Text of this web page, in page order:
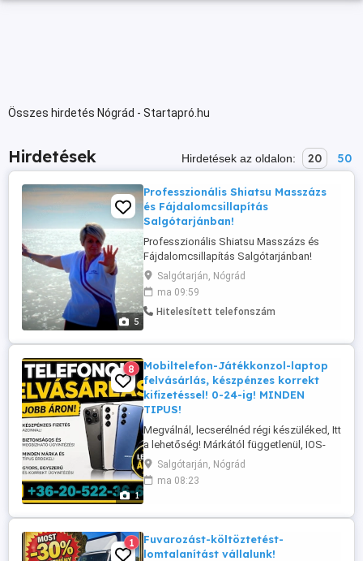
Összes hirdetés Nógrád - Startapró.hu
Hirdetések Hirdetések az oldalon: 20 50
5
Professzionális Shiatsu Masszázs
és Fájdalomcsillapítás
Salgótarjánban!
Professzionális Shiatsu Masszázs és
Fájdalomcsillapítás Salgótarjánban!
GYAKRAN KINOZZA A DERÉKFAJÁS?
MEREV A NYAKA A STRESZTŐL ,VAGY
NEM TUD ALUDNI A KIMERÜLTSÉGTŐL? -
Ne csak a tüneteit enyhítse, szüntesse
vagyok, okleveles Shiatsu terapeuta és
testismeret-szakértő. ...
Salgótarján, Nógrád
ma 09:59
Hitelesített telefonszám
1
8
Mobiltelefon-Játékkonzol-laptop
felvásárlás, készpénzes korrekt
kifizetéssel! 0-24-ig! MINDEN
TIPUS!
Megválnál, lecserélnéd régi készüléked, Itt
a lehetőség! Márkától függetlenül, IOS-
Android egyaránt! Okostelefon
felvásárlás, azonnali készpénzes korrekt
kifizetéssel 0-24-ig! Továbbá:
is érdekel. Privát üzenetben várom az
ajánlatokat, képekkel, árral, pontos ...
Salgótarján, Nógrád
ma 08:23
1
Fuvarozást-költöztetést-
lomtalanítást vállalunk!